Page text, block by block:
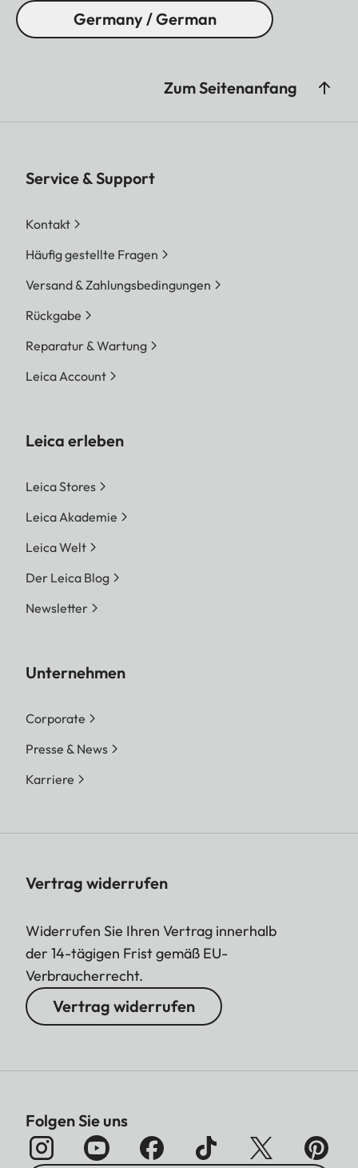
Germany / German
Zum Seitenanfang
Service & Support
Kontakt
Häufig gestellte Fragen
Versand & Zahlungsbedingungen
Rückgabe
Reparatur & Wartung
Leica Account
Leica erleben
Leica Stores
Leica Akademie
Leica Welt
Der Leica Blog
Newsletter
Unternehmen
Corporate
Presse & News
Karriere
Vertrag widerrufen
Widerrufen Sie Ihren Vertrag innerhalb
der 14-tägigen Frist gemäß EU-
Verbraucherrecht.
Vertrag widerrufen
Folgen Sie uns